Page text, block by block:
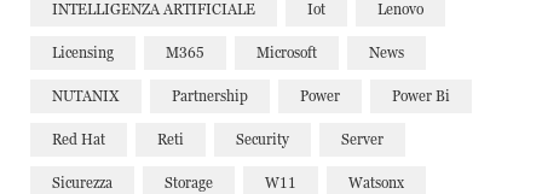
INTELLIGENZA ARTIFICIALE Iot Lenovo
Licensing M365 Microsoft News
NUTANIX Partnership Power Power Bi
Red Hat Reti Security Server
Sicurezza Storage W11 Watsonx